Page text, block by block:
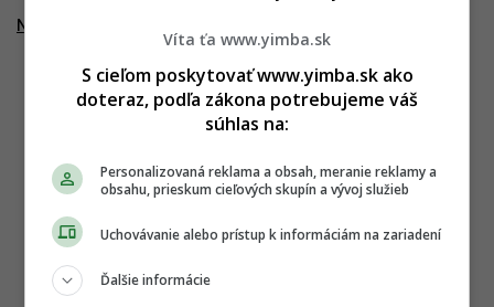
Nesto
Víta ťa www.yimba.sk
S cieľom poskytovať www.yimba.sk ako
doteraz, podľa zákona potrebujeme váš
súhlas na:
Personalizovaná reklama a obsah, meranie reklamy a
obsahu, prieskum cieľových skupín a vývoj služieb
Uchovávanie alebo prístup k informáciám na zariadení
Ďalšie informácie